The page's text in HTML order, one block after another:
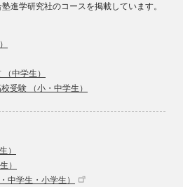
進学研究社のコースを掲載しています。
中学生）
受験 （小・中学生）
）
）
中学生・小学生）